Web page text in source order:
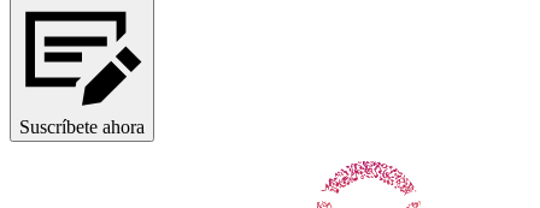
Suscríbete ahora